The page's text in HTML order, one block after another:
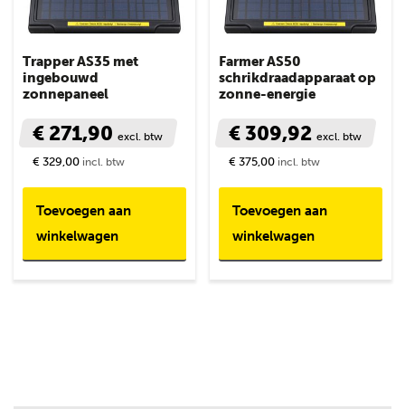
Trapper AS35 met
ingebouwd
zonnepaneel
€ 271,90 excl. btw
€ 329,00 incl. btw
Toevoegen aan
winkelwagen
Farmer AS50
schrikdraadapparaat op
zonne-energie
€ 309,92excl. btw
€ 375,00 incl. btw
Toevoegen aan
winkelwagen